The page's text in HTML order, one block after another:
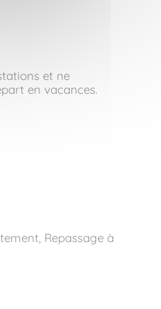
et ne
en vacances.
Repassage à